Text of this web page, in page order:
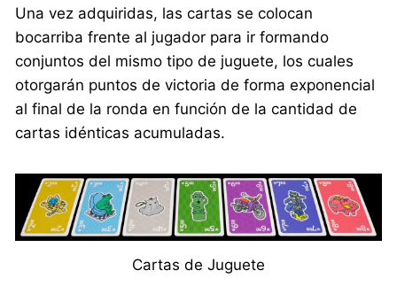
Una vez adquiridas, las cartas se colocan
bocarriba frente al jugador para ir formando
conjuntos del mismo tipo de juguete, los cuales
otorgarán puntos de victoria de forma exponencial
al final de la ronda en función de la cantidad de
cartas idénticas acumuladas.
Cartas de Juguete